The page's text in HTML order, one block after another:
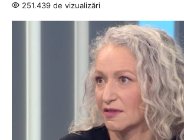
251.439 de vizualizări